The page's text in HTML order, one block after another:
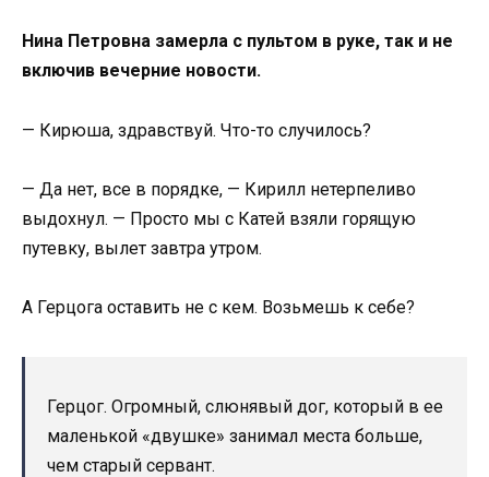
Нина Петровна замерла с пультом в руке, так и не
включив вечерние новости.
— Кирюша, здравствуй. Что-то случилось?
— Да нет, все в порядке, — Кирилл нетерпеливо
выдохнул. — Просто мы с Катей взяли горящую
путевку, вылет завтра утром.
А Герцога оставить не с кем. Возьмешь к себе?
Герцог. Огромный, слюнявый дог, который в ее
маленькой «двушке» занимал места больше,
чем старый сервант.